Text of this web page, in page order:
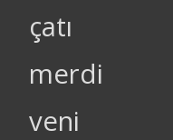
çatı
merdi
veni